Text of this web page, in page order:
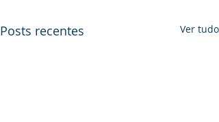
Posts recentes Ver tudo